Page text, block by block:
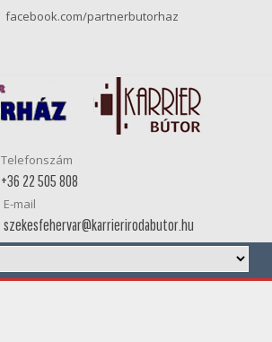
facebook.com/partnerbutorhaz
Telefonszám
+36 22 505 808
E-mail
szekesfehervar@karrierirodabutor.hu